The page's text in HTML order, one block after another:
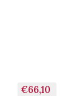
€66,10